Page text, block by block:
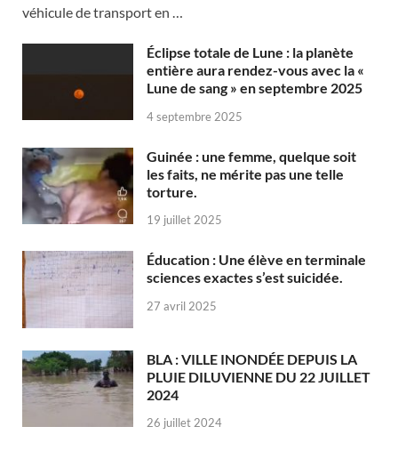
véhicule de transport en …
Éclipse totale de Lune : la planète
entière aura rendez-vous avec la «
Lune de sang » en septembre 2025
4 septembre 2025
Guinée : une femme, quelque soit
les faits, ne mérite pas une telle
torture.
19 juillet 2025
Éducation : Une élève en terminale
sciences exactes s’est suicidée.
27 avril 2025
BLA : VILLE INONDÉE DEPUIS LA
PLUIE DILUVIENNE DU 22 JUILLET
2024
26 juillet 2024